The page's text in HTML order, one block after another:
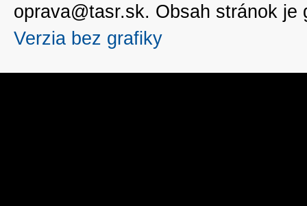
oprava@tasr.sk. Obsah stránok
Verzia bez grafiky